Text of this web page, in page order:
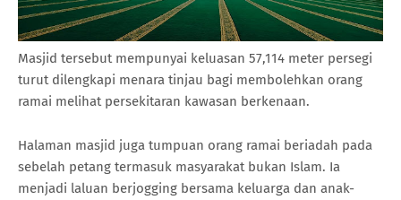
Masjid tersebut mempunyai keluasan 57,114 meter persegi
turut dilengkapi menara tinjau bagi membolehkan orang
ramai melihat persekitaran kawasan berkenaan.
Halaman masjid juga tumpuan orang ramai beriadah pada
sebelah petang termasuk masyarakat bukan Islam. Ia
menjadi laluan berjogging bersama keluarga dan anak-